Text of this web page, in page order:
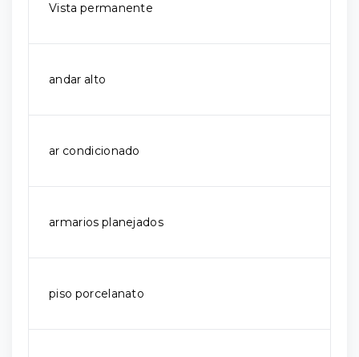
Vista permanente
andar alto
ar condicionado
armarios planejados
piso porcelanato